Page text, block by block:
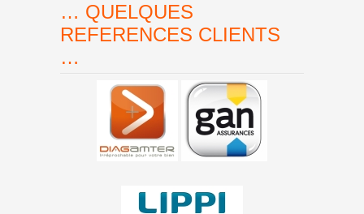
… QUELQUES
REFERENCES CLIENTS
…